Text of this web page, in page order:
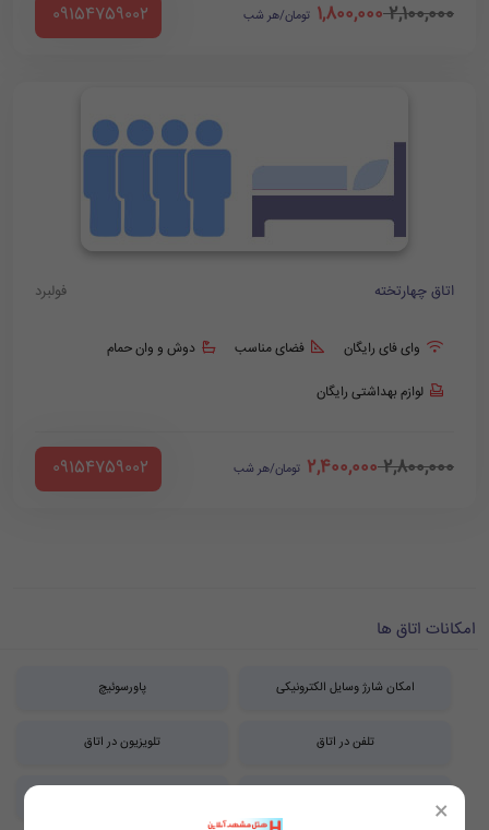
2,100,000
1,800,000 تومان/هر شب ‪ 09154759002
اتاق چهارتخته فولبرد
وای فای رایگان فضای مناسب دوش و وان حمام
لوازم بهداشتی رایگان
2,800,000
2,400,000 تومان/هر شب ‪ 09154759002
امکانات اتاق ها
امکان شارژ وسایل الکترونیکی پاورسوئیچ
تلفن در اتاق تلویزیون در اتاق
×